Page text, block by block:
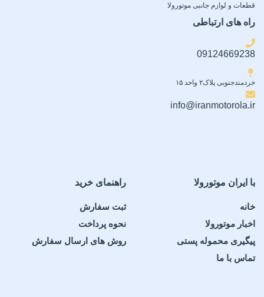
قطعات و لوازم جانبی موتورولا
راه های ارتباطی
09124669238
خردمندجنوبی پلاک۲ واحد ۱۵
info@iranmotorola.ir
با ایران موتورولا
خانه
اخبار موتورولا
پیگیری محموله پستی
تماس با ما
راهنمای خرید
ثبت سفارش
نحوه پرداخت
روش های ارسال سفارش